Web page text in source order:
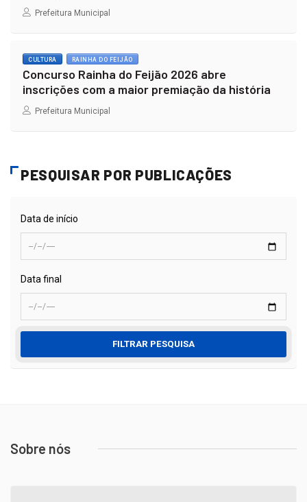
Prefeitura Municipal
CULTURA RAINHA DO FEIJÃO
Concurso Rainha do Feijão 2026 abre
inscrições com a maior premiação da história
Prefeitura Municipal
PESQUISAR POR PUBLICAÇÕES
Data de início
Data final
FILTRAR PESQUISA
Sobre nós